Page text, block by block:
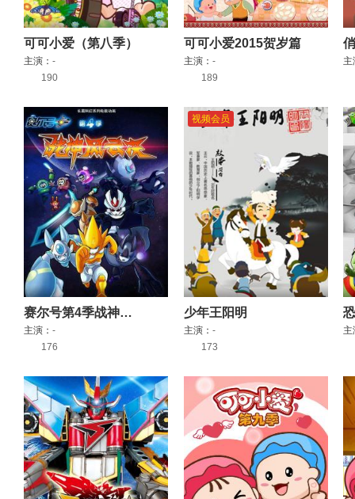
可可小爱（第八季）
主演： -
190
可可小爱2015贺岁篇
主演： -
189
主
赛尔号第4季战神风云决
主演： -
176
视频会员
少年王阳明
主演： -
173
主